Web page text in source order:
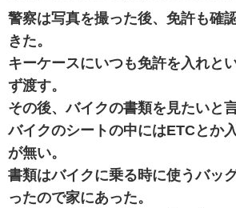
警察は写真を撮った後、免許も確
きた。
キーケースにいつも免許を入れと
ず渡す。
その後、バイクの書類を見たいと
バイクのシートの中にはETCとか
が無い。
書類はバイクに乗る時に使うバッ
ったので家にあった。